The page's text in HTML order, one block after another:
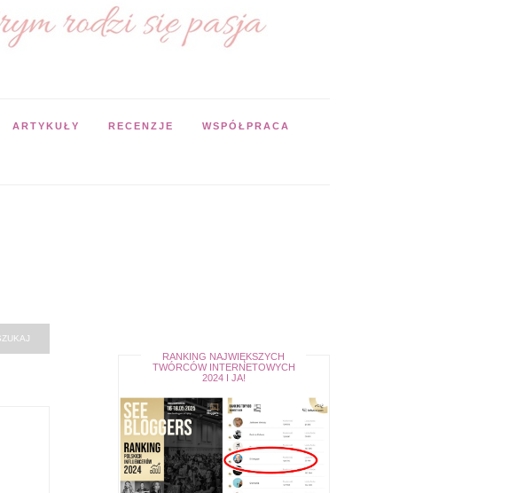
ARTYKUŁY RECENZJE WSPÓŁPRACA
RANKING NAJWIĘKSZYCH
TWÓRCÓW INTERNETOWYCH
2024 I JA!